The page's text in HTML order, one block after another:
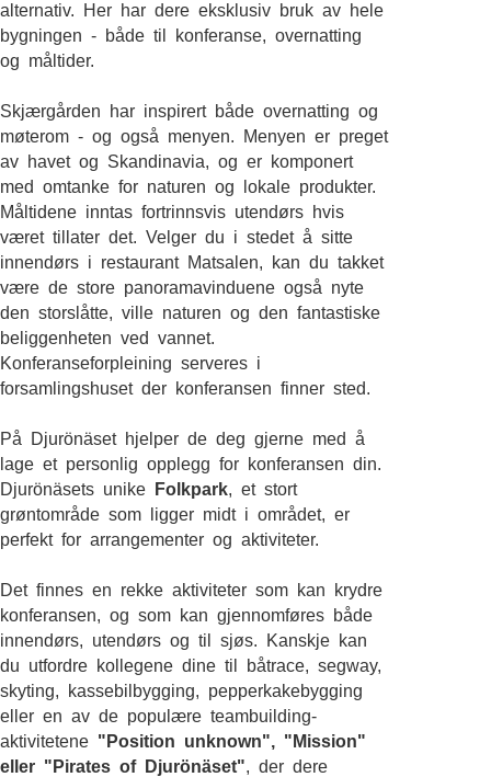
alternativ. Her har dere eksklusiv bruk av hele
bygningen - både til konferanse, overnatting
og måltider.
Skjærgården har inspirert både overnatting og
møterom - og også menyen. Menyen er preget
av havet og Skandinavia, og er komponert
med omtanke for naturen og lokale produkter.
Måltidene inntas fortrinnsvis utendørs hvis
været tillater det. Velger du i stedet å sitte
innendørs i restaurant Matsalen, kan du takket
være de store panoramavinduene også nyte
den storslåtte, ville naturen og den fantastiske
beliggenheten ved vannet.
Konferanseforpleining serveres i
forsamlingshuset der konferansen finner sted.
På Djurönäset hjelper de deg gjerne med å
lage et personlig opplegg for konferansen din.
Djurönäsets unike
Folkpark, et stort
grøntområde som ligger midt i området, er
perfekt for arrangementer og aktiviteter.
Det finnes en rekke aktiviteter som kan krydre
konferansen, og som kan gjennomføres både
innendørs, utendørs og til sjøs. Kanskje kan
du utfordre kollegene dine til båtrace, segway,
skyting, kassebilbygging, pepperkakebygging
eller en av de populære teambuilding-
aktivitetene "Position unknown", "Mission"
eller "Pirates of Djurönäset", der dere